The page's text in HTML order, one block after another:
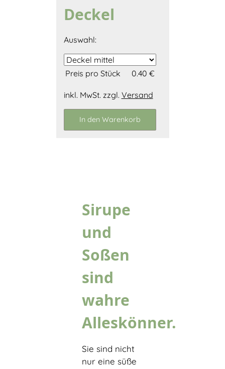
Deckel
Auswahl:
Preis pro Stück 0.40 €
inkl. MwSt. zzgl. Versand
In den Warenkorb
Sirupe
und
Soßen
sind
wahre
Alleskönner.
Sie sind nicht
nur eine süße